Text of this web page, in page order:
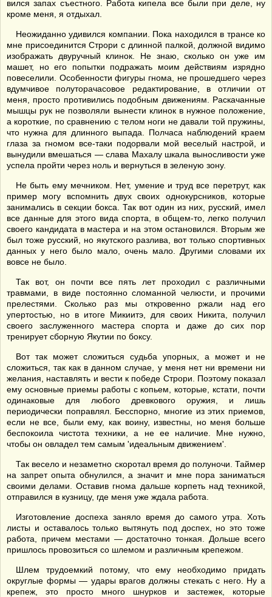
вился запах съестного. Работа кипела все были при деле, ну
кроме меня, я отдыхал.
Неожиданно удивился компании. Пока находился в трансе ко
мне присоединится Строри с длинной палкой, должной видимо
изображать двуручный клинок. Не знаю, сколько он уже им
машет, но его попытки подражать моим действиям изрядно
повеселили. Особенности фигуры гнома, не прошедшего через
вдумчивое полуторачасовое редактирование, в отличии от
меня, просто противились подобным движениям. Раскачанные
мышцы рук не позволяли вынести клинок в нужное положение,
а короткие, по сравнению с телом ноги не давали той пружины,
что нужна для длинного выпада. Полчаса наблюдений краем
глаза за гномом все-таки подорвали мой веселый настрой, и
вынудили вмешаться — слава Махалу шкала выносливости уже
успела пройти через ноль и вернуться в зеленую зону.
Не быть ему мечником. Нет, умение и труд все перетрут, как
пример могу вспомнить двух своих однокурсников, которые
занимались в секции бокса. Так вот один из них, русский, имел
все данные для этого вида спорта, в общем-то, легко получил
своего кандидата в мастера и на этом остановился. Вторым же
был тоже русский, но якутского разлива, вот только спортивных
данных у него было мало, очень мало. Другими словами их
вовсе не было.
Так вот, он почти все пять лет проходил с различными
травмами, в виде постоянно сломанной челюсти, и прочими
прелестями. Сколько раз мы откровенно ржали над его
упертостью, но в итоге Микиитэ, для своих Никита, получил
своего заслуженного мастера спорта и даже до сих пор
тренирует сборную Якутии по боксу.
Вот так может сложиться судьба упорных, а может и не
сложиться, так как в данном случае, у меня нет ни времени ни
желания, наставлять и вести к победе Строри. Поэтому показал
ему основные приемы работы с копьем, которые, кстати, почти
одинаковые для любого древкового оружия, и лишь
периодически поправлял. Бесспорно, многие из этих приемов,
если не все, были ему, как воину, известны, но меня больше
беспокоила чистота техники, а не ее наличие. Мне нужно,
чтобы он овладел тем самым 'идеальным движением'.
Так весело и незаметно скоротал время до полуночи. Таймер
на запрет опыта обнулился, а значит и мне пора заниматься
своими делами. Оставив гнома дальше корпеть над техникой,
отправился в кузницу, где меня уже ждала работа.
Изготовление доспеха заняло время до самого утра. Хоть
листы и оставалось только вытянуть под доспех, но это тоже
работа, причем местами — достаточно тонкая. Дольше всего
пришлось провозиться со шлемом и различным крепежом.
Шлем трудоемкий потому, что ему необходимо придать
округлые формы — удары врагов должны стекать с него. Ну а
крепеж, это просто много шнурков и застежек, которые